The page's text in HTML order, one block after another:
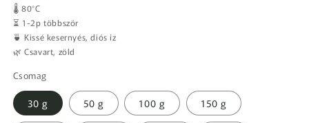
🌡️ 80°C
⏳ 1-2p többször
🍵 Kissé kesernyés, diós íz
🌿 Csavart, zöld
Csomag
30 g 50 g 100 g 150 g